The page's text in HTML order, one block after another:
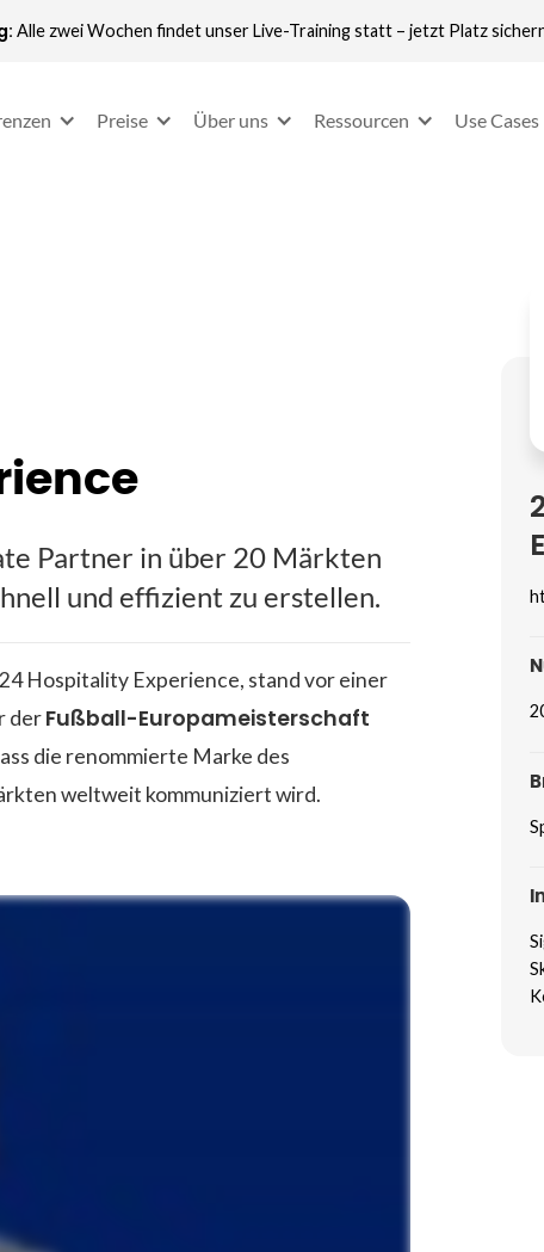
Alle zwei Wochen findet unser Live-Training statt – jetzt Platz
Preise Über uns Ressourcen Use Cases
Partner in über 20 Märkten
und effizient zu erstellen.
Hospitality Experience, stand vor einer
derFußball-Europameisterschaft
die renommierte Marke des
weltweit kommuniziert wird.